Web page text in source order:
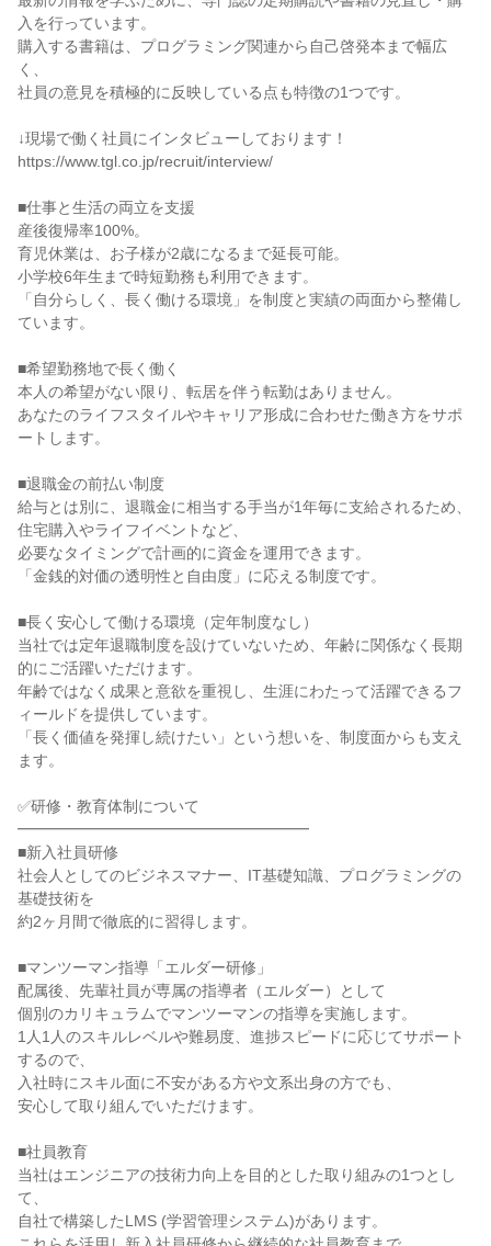
入を行っています。
購入する書籍は、プログラミング関連から自己啓発本まで幅広
く、
社員の意見を積極的に反映している点も特徴の1つです。
↓現場で働く社員にインタビューしております！
https://www.tgl.co.jp/recruit/interview/
■仕事と生活の両立を支援
産後復帰率100%。
育児休業は、お子様が2歳になるまで延長可能。
小学校6年生まで時短勤務も利用できます。
「自分らしく、長く働ける環境」を制度と実績の両面から整備し
ています。
■希望勤務地で長く働く
本人の希望がない限り、転居を伴う転勤はありません。
あなたのライフスタイルやキャリア形成に合わせた働き方をサポ
ートします。
■退職金の前払い制度
給与とは別に、退職金に相当する手当が1年毎に支給されるため、
住宅購入やライフイベントなど、
必要なタイミングで計画的に資金を運用できます。
「金銭的対価の透明性と自由度」に応える制度です。
■長く安心して働ける環境（定年制度なし）
当社では定年退職制度を設けていないため、年齢に関係なく長期
的にご活躍いただけます。
年齢ではなく成果と意欲を重視し、生涯にわたって活躍できるフ
ィールドを提供しています。
「長く価値を発揮し続けたい」という想いを、制度面からも支え
ます。
✅研修・教育体制について
━━━━━━━━━━━━━━━━━━━
■新入社員研修
社会人としてのビジネスマナー、IT基礎知識、プログラミングの
基礎技術を
約2ヶ月間で徹底的に習得します。
■マンツーマン指導「エルダー研修」
配属後、先輩社員が専属の指導者（エルダー）として
個別のカリキュラムでマンツーマンの指導を実施します。
1人1人のスキルレベルや難易度、進捗スピードに応じてサポート
するので、
入社時にスキル面に不安がある方や文系出身の方でも、
安心して取り組んでいただけます。
■社員教育
当社はエンジニアの技術力向上を目的とした取り組みの1つとし
て、
自社で構築したLMS (学習管理システム)があります。